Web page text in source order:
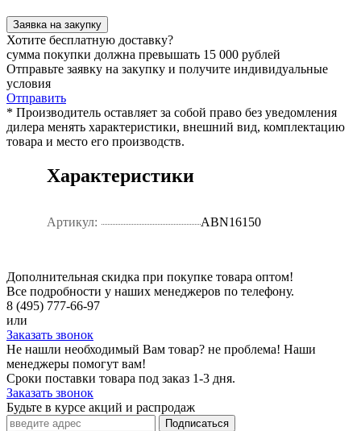
Заявка на закупку
Хотите бесплатную доставку?
сумма покупки должна превышать 15 000 рублей
Отправьте заявку на закупку и получите индивидуальные
условия
Отправить
* Производитель оставляет за собой право без уведомления
дилера менять характеристики, внешний вид, комплектацию
товара и место его производств.
Характеристики
Артикул: ABN16150
Дополнительная скидка при покупке товара оптом!
Все подробности у наших менеджеров по телефону.
8 (495) 777-66-97
или
Заказать звонок
Не нашли необходимый Вам товар? не проблема! Наши
менеджеры помогут вам!
Сроки поставки товара под заказ 1-3 дня.
Заказать звонок
Будьте в курсе акций и распродаж
Подписаться